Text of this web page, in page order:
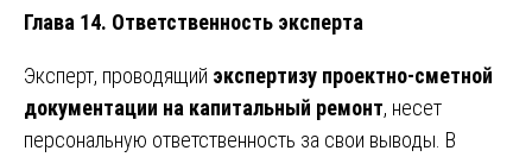
Глава 14. Ответственность эксперта
Эксперт, проводящий экспертизу проектно-сметной
документации на капитальный ремонт, несет
персональную ответственность за свои выводы. В